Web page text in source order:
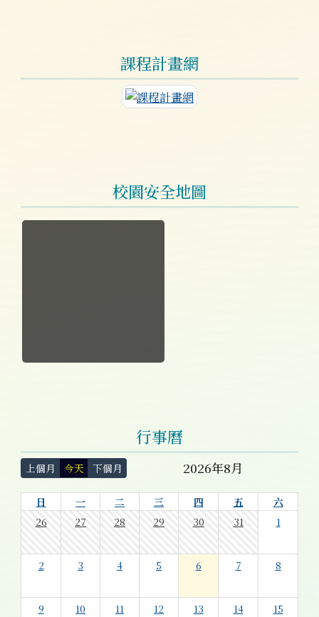
課程計畫網
連至課程計畫網
校園安全地圖
於彈跳視窗觀看：校園安全地圖.jpg
行事曆
上個月 今天 下個月 2026年8月
日 一 二 三 四 五
六
26
27 28 29 30 31 1
2 3 4 5 6 7 8
9 10 11 12 13 14 15